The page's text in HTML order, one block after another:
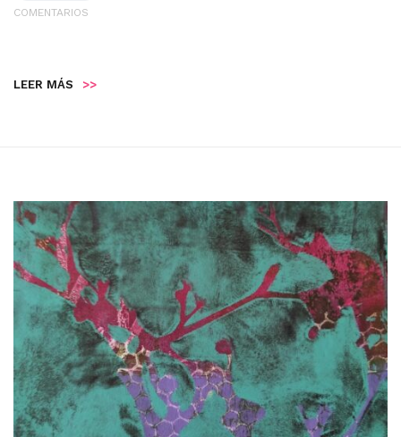
COMENTARIOS
LEER MÁS >>